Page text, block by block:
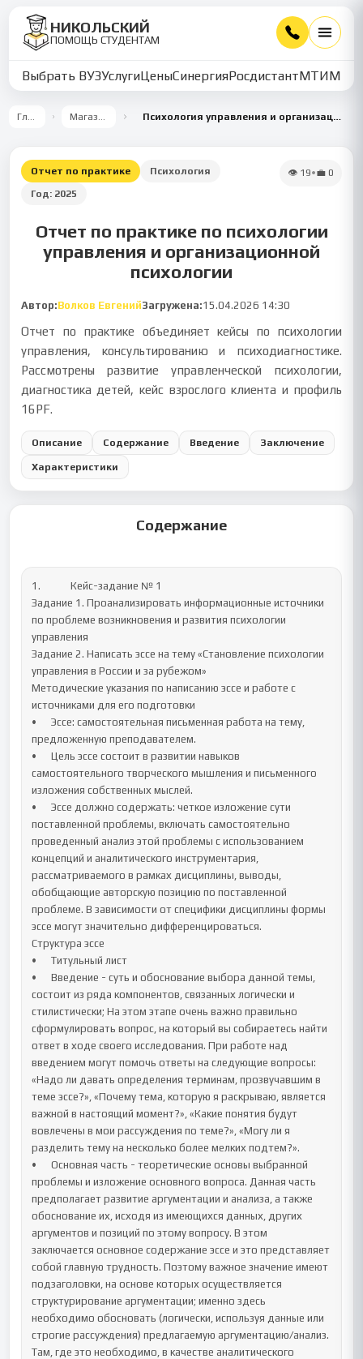
НИКОЛЬСКИЙ
ПОМОЩЬ СТУДЕНТАМ
Выбрать ВУЗУслугиЦеныСинергияРосдистантМТИММУ
Главная Магазин работ Психология управления и организационное консультирование
Отчет по практике
Психология
Год: 2025
👁 19•💼 0
Отчет по практике по психологии
управления и организационной
психологии
Автор:Волков ЕвгенийЗагружена:15.04.2026 14:30
Отчет по практике объединяет кейсы по психологии
управления, консультированию и психодиагностике.
Рассмотрены развитие управленческой психологии,
диагностика детей, кейс взрослого клиента и профиль
16PF.
Описание Содержание Введение Заключение
Характеристики
Содержание
1.		Кейс-задание № 1
Задание 1. Проанализировать информационные источники
по проблеме возникновения и развития психологии
управления
Задание 2. Написать эссе на тему «Становление психологии
управления в России и за рубежом»
Методические указания по написанию эссе и работе с
источниками для его подготовки
•	Эссе: самостоятельная письменная работа на тему,
предложенную преподавателем.
•	Цель эссе состоит в развитии навыков
самостоятельного творческого мышления и письменного
изложения собственных мыслей.
•	Эссе должно содержать: четкое изложение сути
поставленной проблемы, включать самостоятельно
проведенный анализ этой проблемы с использованием
концепций и аналитического инструментария,
рассматриваемого в рамках дисциплины, выводы,
обобщающие авторскую позицию по поставленной
проблеме. В зависимости от специфики дисциплины формы
эссе могут значительно дифференцироваться.
Структура эссе
•	Титульный лист
•	Введение - суть и обоснование выбора данной темы,
состоит из ряда компонентов, связанных логически и
стилистически; На этом этапе очень важно правильно
сформулировать вопрос, на который вы собираетесь найти
ответ в ходе своего исследования. При работе над
введением могут помочь ответы на следующие вопросы:
«Надо ли давать определения терминам, прозвучавшим в
теме эссе?», «Почему тема, которую я раскрываю, является
важной в настоящий момент?», «Какие понятия будут
вовлечены в мои рассуждения по теме?», «Могу ли я
разделить тему на несколько более мелких подтем?».
•	Основная часть - теоретические основы выбранной
проблемы и изложение основного вопроса. Данная часть
предполагает развитие аргументации и анализа, а также
обоснование их, исходя из имеющихся данных, других
аргументов и позиций по этому вопросу. В этом
заключается основное содержание эссе и это представляет
собой главную трудность. Поэтому важное значение имеют
подзаголовки, на основе которых осуществляется
структурирование аргументации; именно здесь
необходимо обосновать (логически, используя данные или
строгие рассуждения) предлагаемую аргументацию/анализ.
Там, где это необходимо, в качестве аналитического